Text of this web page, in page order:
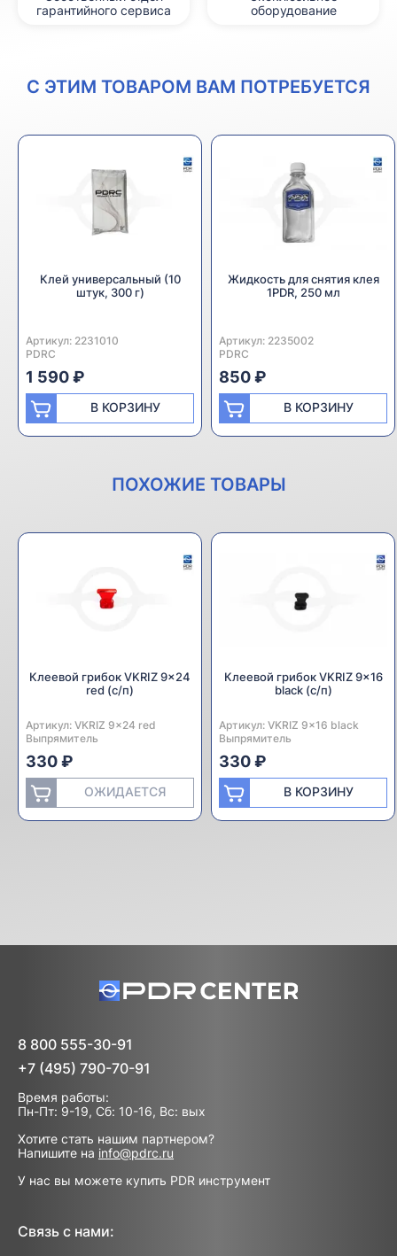
гарантийного сервиса
оборудование
С ЭТИМ ТОВАРОМ ВАМ ПОТРЕБУЕТСЯ
Клей универсальный (10
штук, 300 г)
Артикул: 2231010
Производитель:
PDRC
1 590 ₽
В КОРЗИНУ
Жидкость для снятия клея
1PDR, 250 мл
Артикул: 2235002
Производитель:
PDRC
850 ₽
В КОРЗИНУ
ПОХОЖИЕ ТОВАРЫ
Клеевой грибок VKRIZ 9x24
red (с/п)
Артикул: VKRIZ 9x24 red
Производитель:
Выпрямитель
330 ₽
ОЖИДАЕТСЯ
Клеевой грибок VKRIZ 9x16
black (с/п)
Артикул: VKRIZ 9x16 black
Производитель:
Выпрямитель
330 ₽
В КОРЗИНУ
8 800 555-30-91
+7 (495) 790-70-91
Время работы:
Пн-Пт: 9-19, Сб: 10-16, Вс: вых
Хотите стать нашим партнером?
Напишите на info@pdrc.ru
У нас вы можете купить PDR инструмент
Связь с нами: